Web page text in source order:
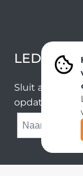
Sluit aan by
opdaterings